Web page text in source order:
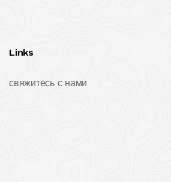
Links
свяжитесь с нами